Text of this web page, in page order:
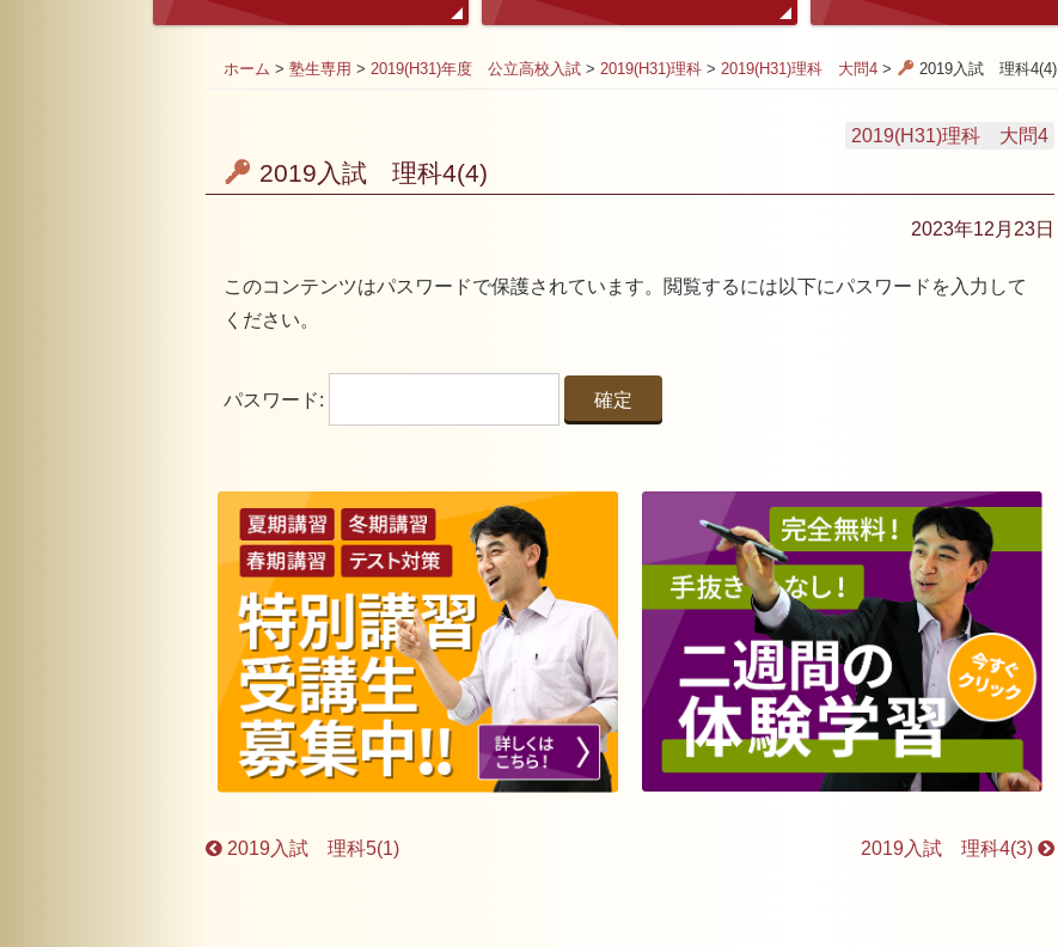
ホーム > 塾生専用 > 2019(H31)年度 公立高校入試 > 2019(H31)理科 > 2019(H31)理科 大問4 > 2019入試 理科4(4)
2019(H31)理科 大問4
2019入試 理科4(4)
2023年12月23日
このコンテンツはパスワードで保護されています。閲覧するには以下にパスワードを入力して
ください。
パスワード:
2019入試 理科5(1) 2019入試 理科4(3)